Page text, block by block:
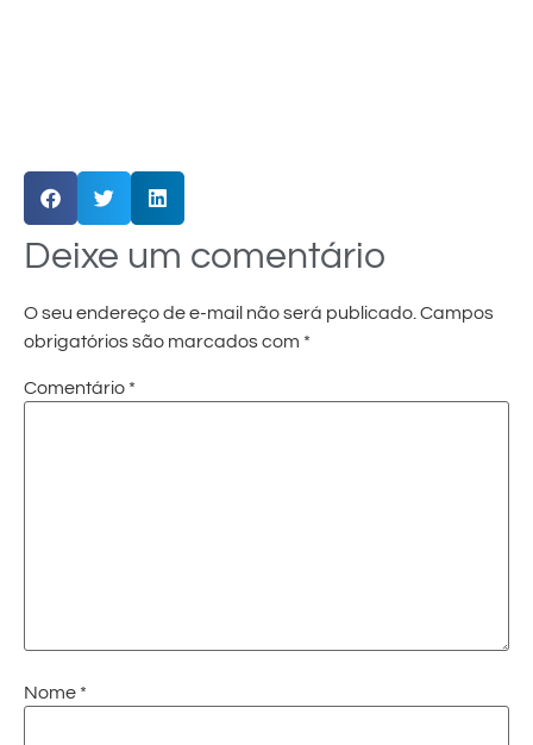
Deixe um comentário
O seu endereço de e-mail não será publicado. Campos
obrigatórios são marcados com *
Comentário *
Nome *